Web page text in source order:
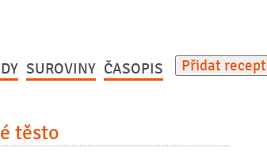
SUROVINY ČASOPIS Přidat recept
těsto